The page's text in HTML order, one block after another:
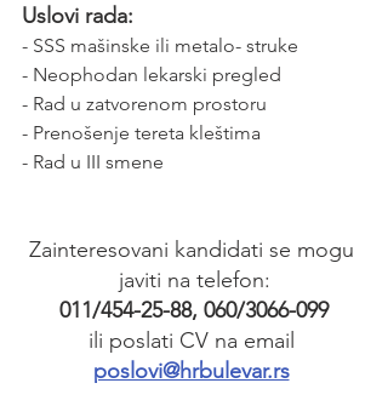
Uslovi rada:
- SSS mašinske ili metalo- struke
- Neophodan lekarski pregled
- Rad u zatvorenom prostoru
- Prenošenje tereta kleštima
- Rad u III smene
Zainteresovani kandidati se mogu
javiti na telefon:
011/454-25-88, 060/3066-099
ili poslati CV na email
poslovi@hrbulevar.rs